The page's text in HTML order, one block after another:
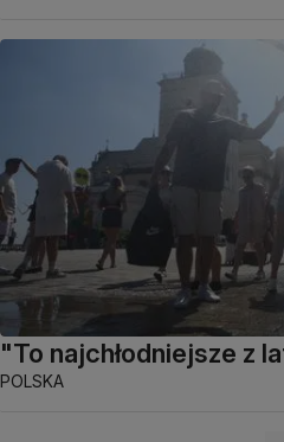
"To najchłodniejsze z
POLSKA